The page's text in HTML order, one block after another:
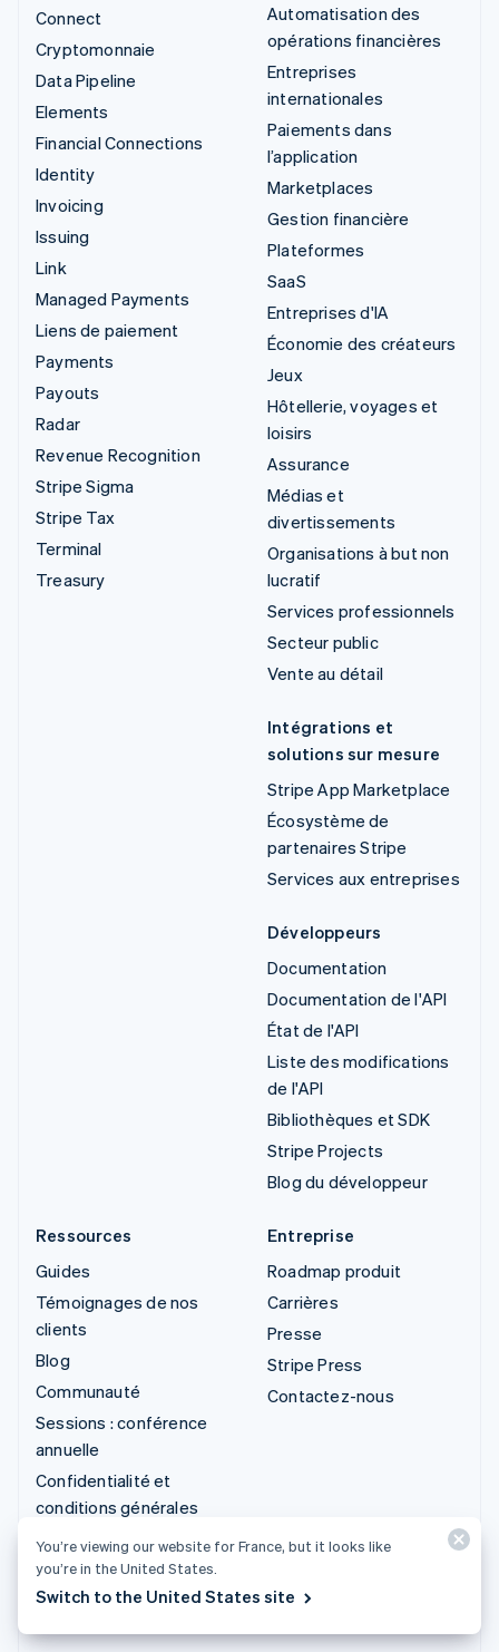
Connect
Cryptomonnaie
Data Pipeline
Elements
Financial Connections
Identity
Invoicing
Issuing
Link
Managed Payments
Liens de paiement
Payments
Payouts
Radar
Revenue Recognition
Stripe Sigma
Stripe Tax
Terminal
Treasury
Automatisation des
opérations financières
Entreprises
internationales
Paiements dans
l’application
Marketplaces
Gestion financière
Plateformes
SaaS
Entreprises d'IA
Économie des créateurs
Jeux
Hôtellerie, voyages et
loisirs
Assurance
Médias et
divertissements
Organisations à but non
lucratif
Services professionnels
Secteur public
Vente au détail
Intégrations et
solutions sur mesure
Stripe App Marketplace
Écosystème de
partenaires Stripe
Services aux entreprises
Développeurs
Documentation
Documentation de l'API
État de l'API
Liste des modifications
de l'API
Bibliothèques et SDK
Stripe Projects
Blog du développeur
Ressources
Guides
Témoignages de nos
clients
Blog
Communauté
Sessions : conférence
annuelle
Confidentialité et
conditions générales
Activités interdites ou
soumises à conditions
Licences
Entreprise
Roadmap produit
Carrières
Presse
Stripe Press
Contactez-nous
You’re viewing our website for France, but it looks like
you’re in the United States.
Switch to the United States site